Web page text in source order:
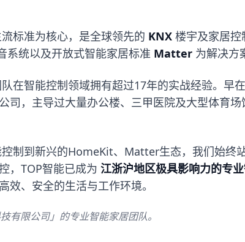
标准为核心，是全球领先的 KNX 楼宇及家居控
系统以及开放式智能家居标准 Matter 为解决方
在智能控制领域拥有超过17年的实战经验。早
司，主导过大量办公楼、三甲医院及大型体育
制到新兴的HomeKit、Matter生态，我们始终
，TOP智能已成为 江浙沪地区极具影响力的专
效、安全的生活与工作环境。
有限公司」的专业智能家居团队。